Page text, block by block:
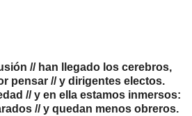
// han llegado los cerebros,
pensar // y dirigentes electos.
// y en ella estamos inmersos:
// y quedan menos obreros.